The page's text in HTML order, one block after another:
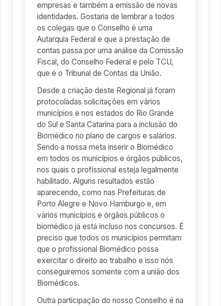
empresas e também a emissão de novas
identidades. Gostaria de lembrar a todos
os colegas que o Conselho é uma
Autarquia Federal e que a prestação de
contas passa por uma análise da Comissão
Fiscal, do Conselho Federal e pelo TCU,
que é o Tribunal de Contas da União.
Desde a criação deste Regional já foram
protocoladas solicitações em vários
municípios e nos estados do Rio Grande
do Sul e Santa Catarina para a inclusão do
Biomédico no plano de cargos e salários.
Sendo a nossa meta inserir o Biomédico
em todos os municípios e órgãos públicos,
nos quais o profissional esteja legalmente
habilitado. Alguns resultados estão
aparecendo, como nas Prefeituras de
Porto Alegre e Novo Hamburgo e, em
vários municípios e órgãos públicos o
biomédico já está incluso nos concursos. É
preciso que todos os municípios permitam
que o profissional Biomédico possa
exercitar o direito ao trabalho e isso nós
conseguiremos somente com a união dos
Biomédicos.
Outra participação do nosso Conselho é na